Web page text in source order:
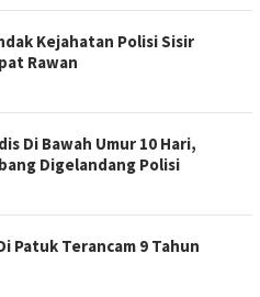
Kejahatan Polisi Sisir
Rawan
Di Bawah Umur 10 Hari,
Digelandang Polisi
Patuk Terancam 9 Tahun